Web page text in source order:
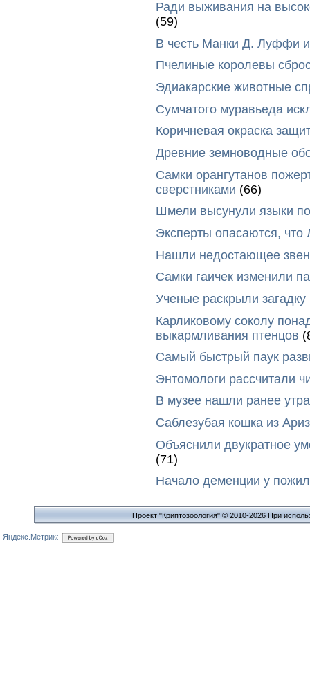
Ради выживания на
(59)
В честь Манки Д. Луффи
Пчелиные королевы
Эдиакарские животные
Сумчатого муравьеда
Коричневая окраска
Древние земноводные
Самки орангутанов
сверстниками (66)
Шмели высунули языки
Эксперты опасаются,
Нашли недостающее
Самки гаичек изменили
Ученые раскрыли загадку
Карликовому соколу
выкармливания птенцов
Самый быстрый паук
Энтомологи рассчитали
В музее нашли ранее
Саблезубая кошка из
Объяснили двукратное
(71)
Начало деменции у
Проект "Криптозоология" © 2010-2026 При